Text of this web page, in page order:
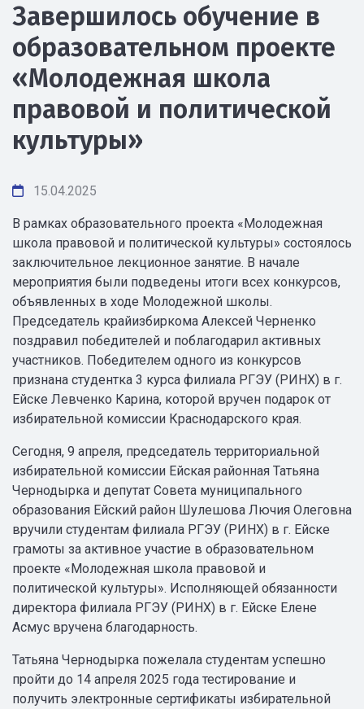
Завершилось обучение в
образовательном проекте
«Молодежная школа
правовой и политической
культуры»
15.04.2025
В рамках образовательного проекта «Молодежная
школа правовой и политической культуры» состоялось
заключительное лекционное занятие. В начале
мероприятия были подведены итоги всех конкурсов,
объявленных в ходе Молодежной школы.
Председатель крайизбиркома Алексей Черненко
поздравил победителей и поблагодарил активных
участников. Победителем одного из конкурсов
признана студентка 3 курса филиала РГЭУ (РИНХ) в г.
Ейске Левченко Карина, которой вручен подарок от
избирательной комиссии Краснодарского края.
Сегодня, 9 апреля, председатель территориальной
избирательной комиссии Ейская районная Татьяна
Чернодырка и депутат Совета муниципального
образования Ейский район Шулешова Лючия Олеговна
вручили студентам филиала РГЭУ (РИНХ) в г. Ейске
грамоты за активное участие в образовательном
проекте «Молодежная школа правовой и
политической культуры». Исполняющей обязанности
директора филиала РГЭУ (РИНХ) в г. Ейске Елене
Асмус вручена благодарность.
Татьяна Чернодырка пожелала студентам успешно
пройти до 14 апреля 2025 года тестирование и
получить электронные сертификаты избирательной